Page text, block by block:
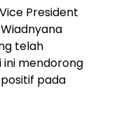
President
telah
ini mendorong
pada